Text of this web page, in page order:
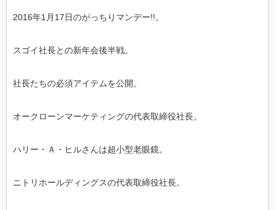
2016年1月17日のがっちりマンデー!!。
スゴイ社長との新年会後半戦。
社長たちの必須アイテムを公開。
オークローンマーケティングの代表取締役社長。
ハリー・Ａ・ヒルさんは超小型老眼鏡。
ニトリホールディングスの代表取締役社長。